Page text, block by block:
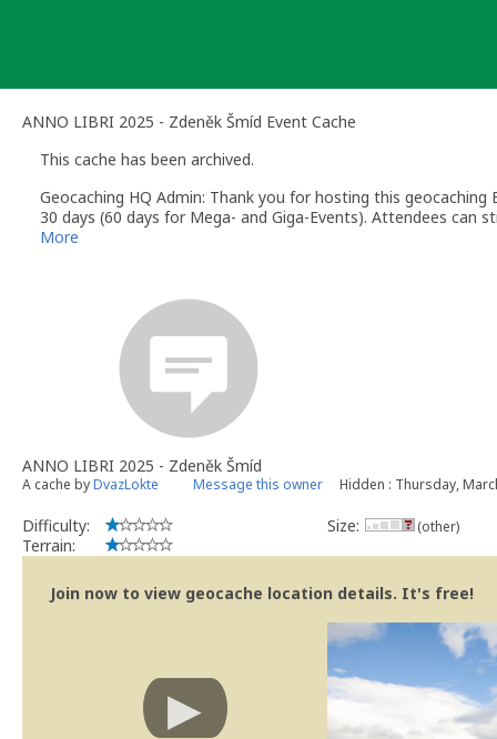
ANNO LIBRI 2025 - Zdeněk Šmíd Event Cache
This cache has been archived.
Geocaching HQ Admin: Thank you for hosting this
30 days (60 days for Mega- and Giga-Events). Attendees can
More
ANNO LIBRI 2025 - Zdeněk Šmíd
A cache byDvazLokte Message this owner Hidden : Thursday,
Difficulty:
Terrain:
Size: (other)
Join now to view geocache location details. It's free!